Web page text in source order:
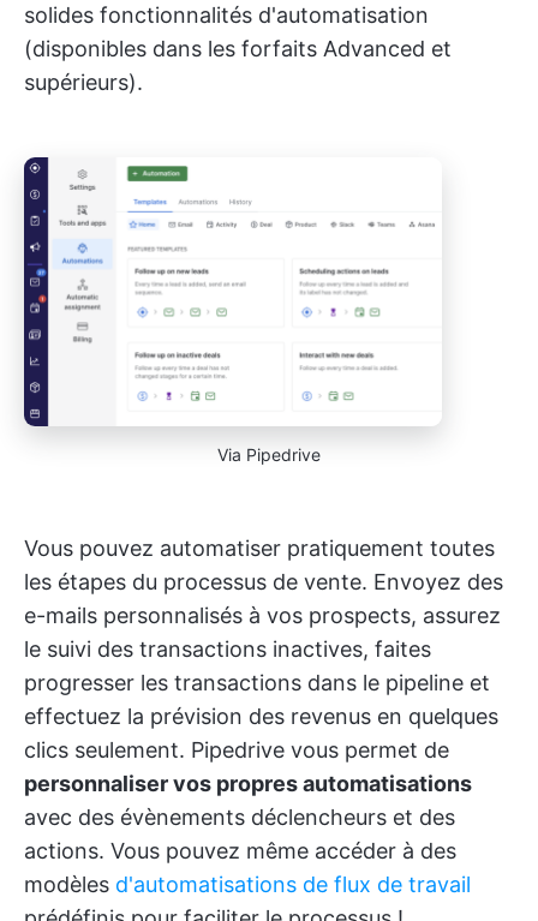
solides fonctionnalités d'automatisation
(disponibles dans les forfaits Advanced et
supérieurs).
Via Pipedrive
Vous pouvez automatiser pratiquement toutes
les étapes du processus de vente. Envoyez des
e-mails personnalisés à vos prospects, assurez
le suivi des transactions inactives, faites
progresser les transactions dans le pipeline et
effectuez la prévision des revenus en quelques
clics seulement. Pipedrive vous permet de
personnaliser vos propres automatisations
avec des évènements déclencheurs et des
actions. Vous pouvez même accéder à des
modèles d'automatisations de flux de travail